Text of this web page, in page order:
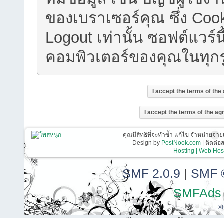
ของเบราเซอร์คุณ ซึ่ง
Logout เท่านั้น ซอฟต์แวร์
คอมพิวเตอร์ของคุณในทุ
คุณมีสิทธิที่จะทำซ้ำ แก้ไข จำหน่ายจ่า
Design by PostNook.com| ติดต่อส
Hosting | Web
SMF 2.0.9 | SMF
SMFAds